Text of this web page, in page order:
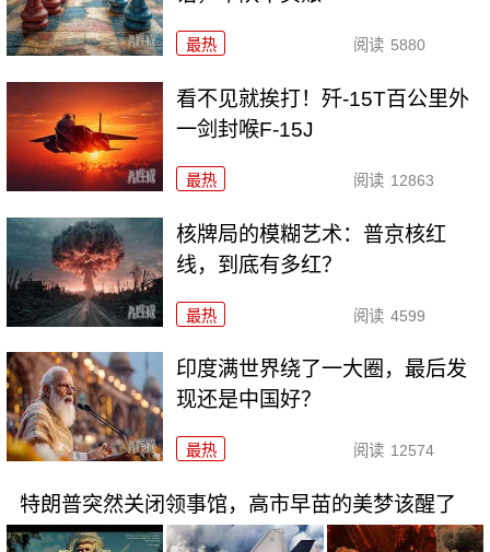
最热 阅读 5880
看不见就挨打！歼-15T百公里外
一剑封喉F-15J
最热 阅读 12863
核牌局的模糊艺术：普京核红
线，到底有多红？
最热 阅读 4599
印度满世界绕了一大圈，最后发
现还是中国好？
最热 阅读 12574
特朗普突然关闭领事馆，高市早苗的美梦该醒了